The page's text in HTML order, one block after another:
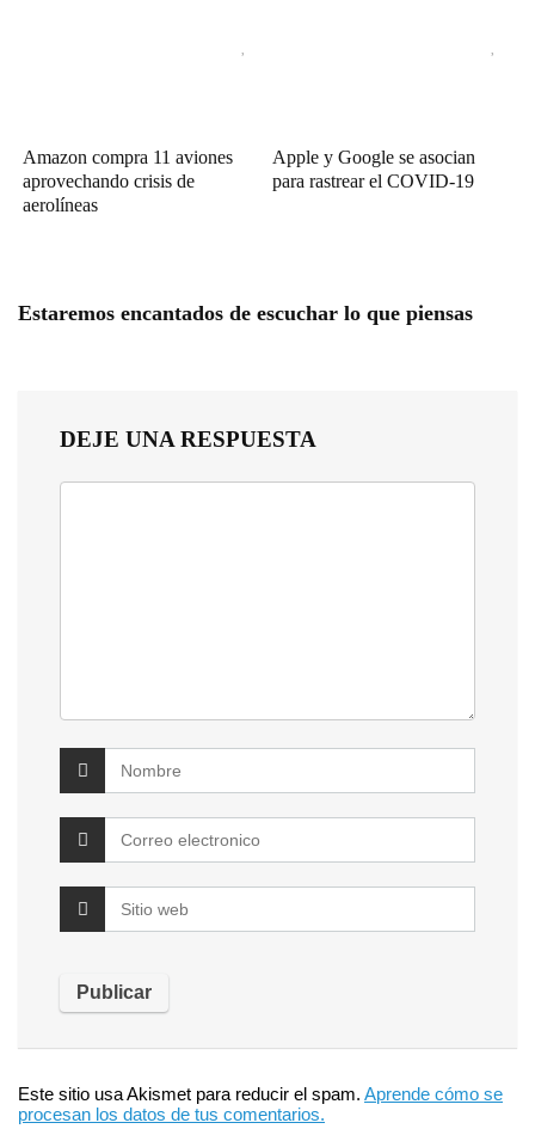
Amazon compra 11 aviones
aprovechando crisis de
aerolíneas
Apple y Google se asocian
para rastrear el COVID-19
Estaremos encantados de escuchar lo que piensas
DEJE UNA RESPUESTA
Este sitio usa Akismet para reducir el spam. Aprende cómo se
procesan los datos de tus comentarios.